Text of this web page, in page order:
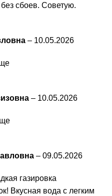
сбоев. Советую.
– 10.05.2026
– 10.05.2026
– 09.05.2026
газировка
Вкусная вода с легким